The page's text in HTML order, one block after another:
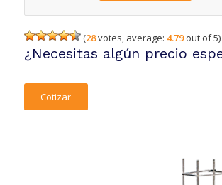
(28votes, average: 4.79out of 5)
¿Necesitas algún precio
Cotizar